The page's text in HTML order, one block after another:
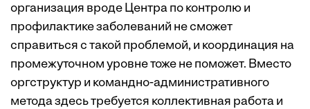
организация вроде Центра по контролю и
профилактике заболеваний не сможет
справиться с такой проблемой, и координация на
промежуточном уровне тоже не поможет. Вместо
оргструктур и командно-административного
метода здесь требуется коллективная работа и